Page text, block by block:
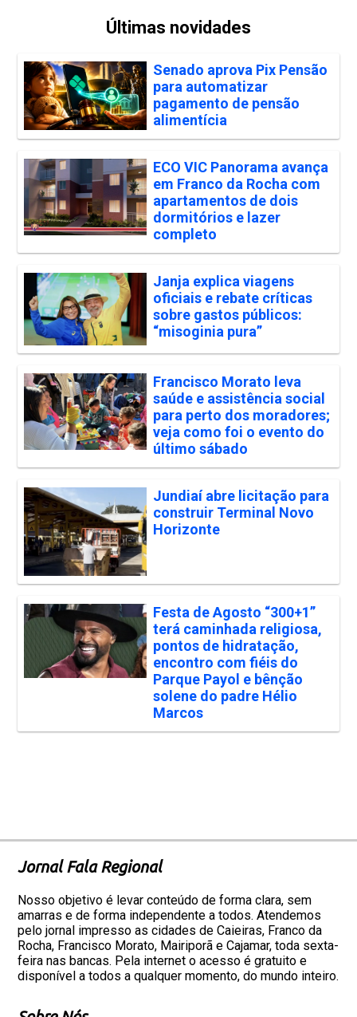
Últimas novidades
Senado aprova Pix Pensão
para automatizar
pagamento de pensão
alimentícia
ECO VIC Panorama avança
em Franco da Rocha com
apartamentos de dois
dormitórios e lazer
completo
Janja explica viagens
oficiais e rebate críticas
sobre gastos públicos:
“misoginia pura”
Francisco Morato leva
saúde e assistência social
para perto dos moradores;
veja como foi o evento do
último sábado
Jundiaí abre licitação para
construir Terminal Novo
Horizonte
Festa de Agosto “300+1”
terá caminhada religiosa,
pontos de hidratação,
encontro com fiéis do
Parque Payol e bênção
solene do padre Hélio
Marcos
Jornal Fala Regional
Nosso objetivo é levar conteúdo de forma clara, sem
amarras e de forma independente a todos. Atendemos
pelo jornal impresso as cidades de Caieiras, Franco da
Rocha, Francisco Morato, Mairiporã e Cajamar, toda sexta-
feira nas bancas. Pela internet o acesso é gratuito e
disponível a todos a qualquer momento, do mundo inteiro.